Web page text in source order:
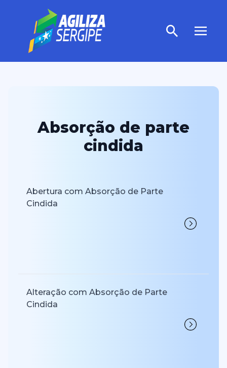
Absorção de parte
cindida
Abertura com Absorção de Parte
Cindida
Alteração com Absorção de Parte
Cindida